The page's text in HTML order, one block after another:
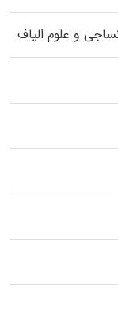
و علوم الیاف